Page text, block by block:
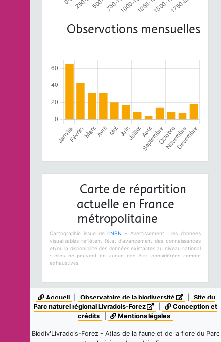
Observations mensuelles
Carte de répartition
actuelle en France
métropolitaine
Cartographie issue de l'INPN
- Avertissement : les données
visualisables reflètent l'état d'avancement des connaissances
et/ou la disponibilité des données existantes au niveau national
: elles ne peuvent en aucun cas être considérées comme
exhaustives.
Accueil Observatoire de la biodiversité
Site du
Parc naturel régional Livradois-Forez
Conception et
crédits
Mentions légales
Biodiv'Livradois-Forez - Atlas de la faune et de la flore du Parc